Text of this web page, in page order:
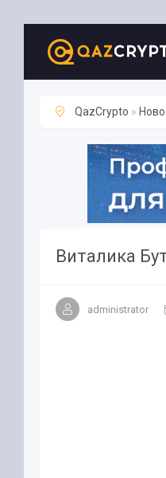
QazCrypto »
Виталика
Новости
administrator